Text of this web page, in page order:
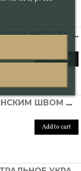
ХЛОПКОВЫЙ ПЛАТОК 'BATISTA' С КРУЖЕВОМ С БУРАНСКИМ ШВОМ
Add to cart
ПЛАТОК С БУРАНСКИМ ШВОМ МОДЕЛЬ DAMINA
Add to cart